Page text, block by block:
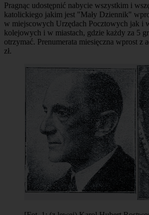
Pragnąc udostępnić nabycie wszystkim i
katolickiego jakim jest "Mały Dziennik"
w miejscowych Urzędach Pocztowych jak i
kolejowych i w miastach, gdzie każdy za 5
otrzymać. Prenumerata miesięczna wprost z
zł.